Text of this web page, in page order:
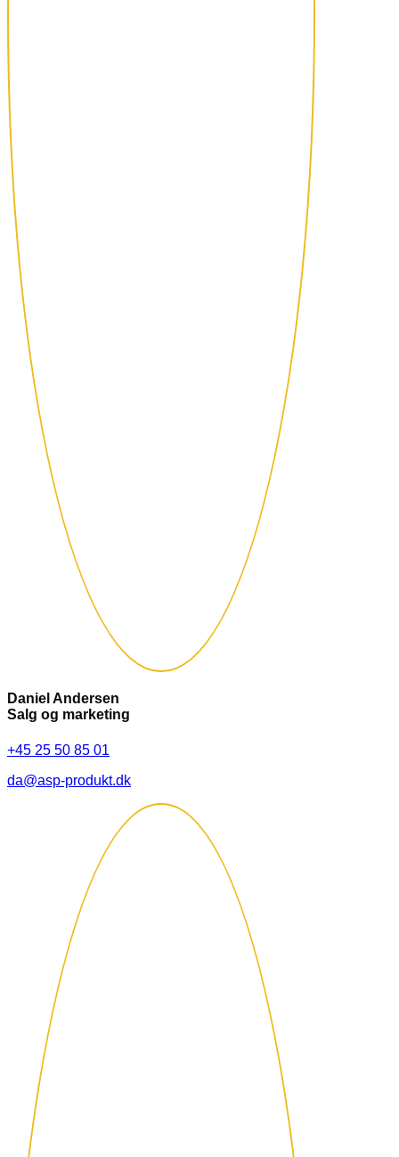
Daniel Andersen
Salg og marketing
+45 25 50 85 01
da@asp-produkt.dk